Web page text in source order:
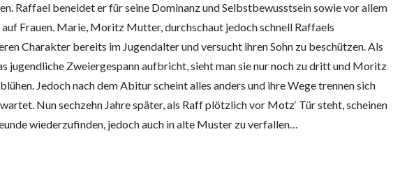
Raffael beneidet er für seine Dominanz und Selbstbewusstsein sowie vor allem
Frauen. Marie, Moritz Mutter, durchschaut jedoch schnell Raffaels
Charakter bereits im Jugendalter und versucht ihren Sohn zu beschützen. Als
jugendliche Zweiergespann aufbricht, sieht man sie nur noch zu dritt und Moritz
Jedoch nach dem Abitur scheint alles anders und ihre Wege trennen sich
Nun sechzehn Jahre später, als Raff plötzlich vor Motz‘ Tür steht, scheinen
wiederzufinden, jedoch auch in alte Muster zu verfallen…